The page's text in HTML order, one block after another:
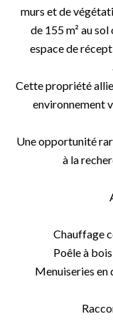
murs et de
de 155 m² au
espace de
Cette propriété
environnement
Une opportunité
à la
Chauffage
Poêle à
Menuiseries en